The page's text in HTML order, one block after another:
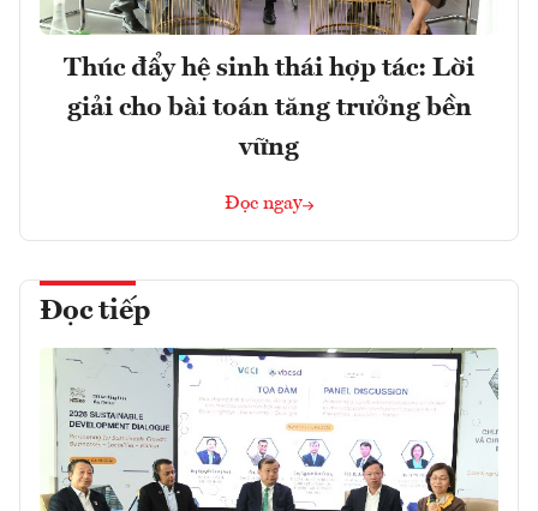
Thúc đẩy hệ sinh thái hợp tác: Lời
giải cho bài toán tăng trưởng bền
vững
Đọc ngay
Đọc tiếp